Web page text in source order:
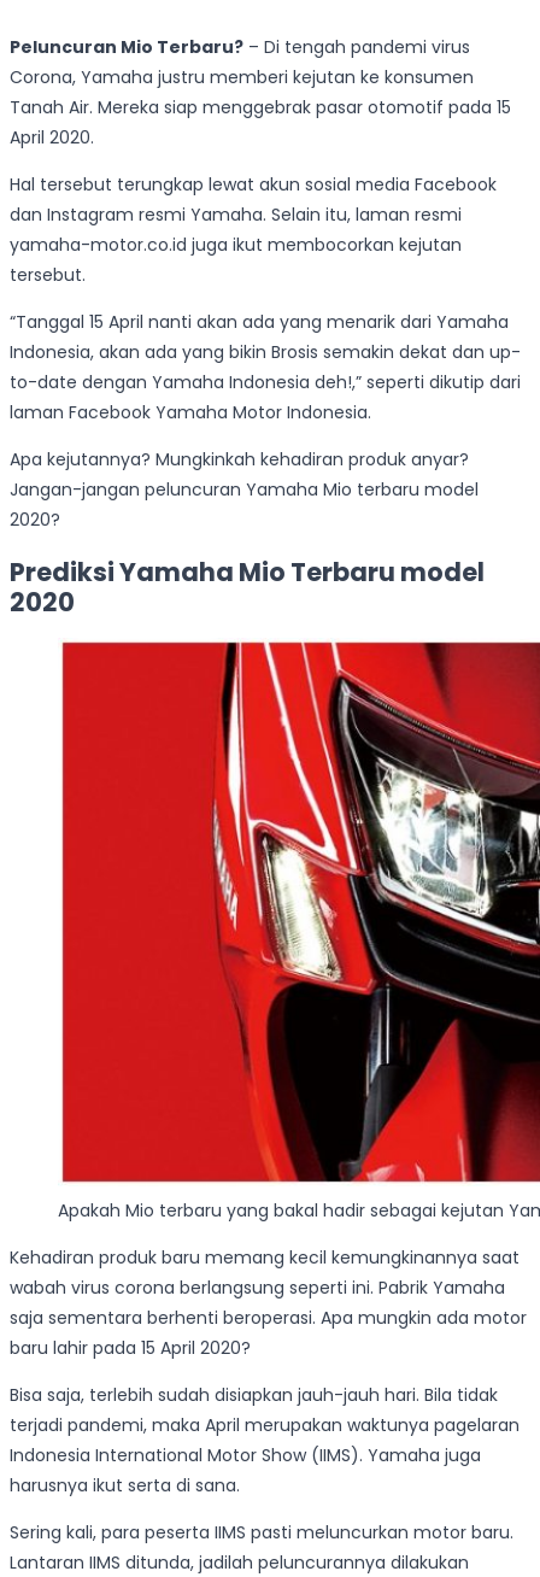
Peluncuran Mio Terbaru? – Di tengah pandemi virus
Corona, Yamaha justru memberi kejutan ke konsumen
Tanah Air. Mereka siap menggebrak pasar otomotif pada 15
April 2020.
Hal tersebut terungkap lewat akun sosial media Facebook
dan Instagram resmi Yamaha. Selain itu, laman resmi
yamaha-motor.co.id juga ikut membocorkan kejutan
tersebut.
“Tanggal 15 April nanti akan ada yang menarik dari Yamaha
Indonesia, akan ada yang bikin Brosis semakin dekat dan up-
to-date dengan Yamaha Indonesia deh!,” seperti dikutip dari
laman Facebook Yamaha Motor Indonesia.
Apa kejutannya? Mungkinkah kehadiran produk anyar?
Jangan-jangan peluncuran Yamaha Mio terbaru model
2020?
Prediksi Yamaha Mio Terbaru model
2020
Apakah Mio terbaru yang bakal hadir sebagai kejutan
Kehadiran produk baru memang kecil kemungkinannya saat
wabah virus corona berlangsung seperti ini. Pabrik Yamaha
saja sementara berhenti beroperasi. Apa mungkin ada motor
baru lahir pada 15 April 2020?
Bisa saja, terlebih sudah disiapkan jauh-jauh hari. Bila tidak
terjadi pandemi, maka April merupakan waktunya pagelaran
Indonesia International Motor Show (IIMS). Yamaha juga
harusnya ikut serta di sana.
Sering kali, para peserta IIMS pasti meluncurkan motor baru.
Lantaran IIMS ditunda, jadilah peluncurannya dilakukan